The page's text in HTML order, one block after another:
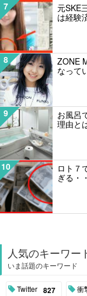
7
元SKE
は経験
8
ZONE
なって
9
お風呂
理由と
10
ロト７
ぎる・
人気のキーワー
いま話題のキーワード
Twitter 827 衝